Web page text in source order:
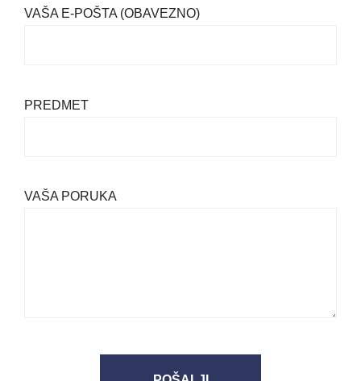
VAŠA E-POŠTA (OBAVEZNO)
PREDMET
VAŠA PORUKA